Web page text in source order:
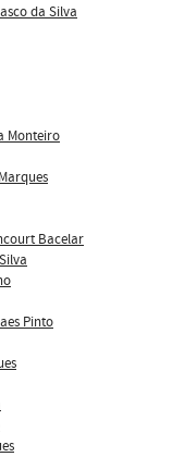
da Silva
Monteiro
Bacelar
Pinto